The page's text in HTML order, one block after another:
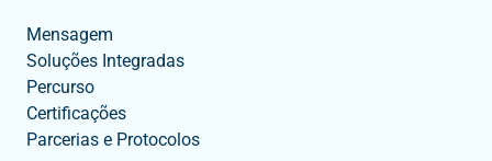
Mensagem
Soluções Integradas
Percurso
Certificações
Parcerias e Protocolos